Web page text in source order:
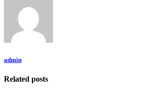
admin
Related posts